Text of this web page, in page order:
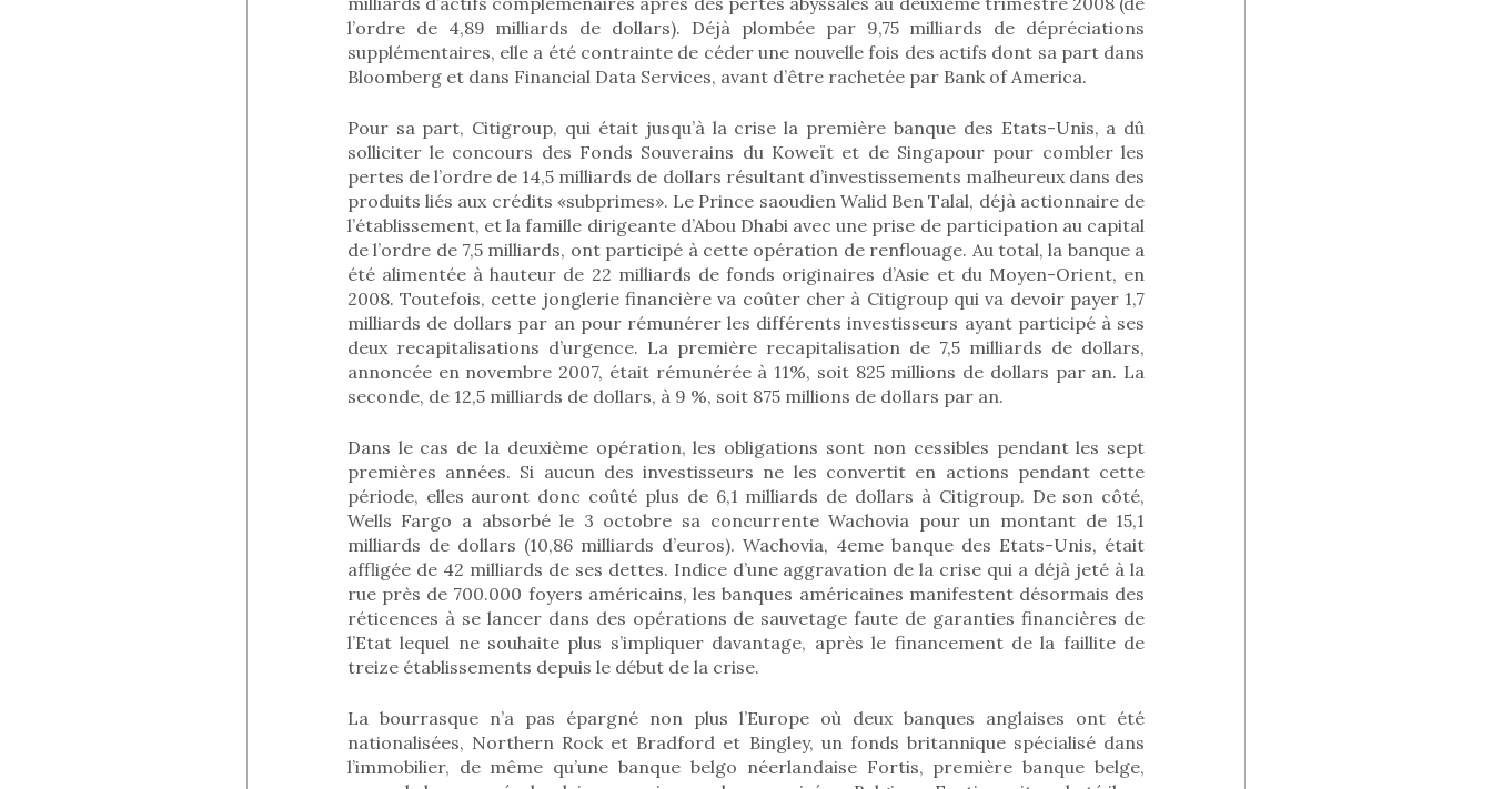
l’ordre de 4,89 milliards de dollars). Déjà plombée par 9,75 milliards de dépréciations
supplémentaires, elle a été contrainte de céder une nouvelle fois des actifs dont sa part dans
Bloomberg et dans Financial Data Services, avant d’être rachetée par Bank of America.
Pour sa part, Citigroup, qui était jusqu’à la crise la première banque des Etats-Unis, a dû
solliciter le concours des Fonds Souverains du Koweït et de Singapour pour combler les
pertes de l’ordre de 14,5 milliards de dollars résultant d’investissements malheureux dans des
produits liés aux crédits «subprimes». Le Prince saoudien Walid Ben Talal, déjà actionnaire de
l’établissement, et la famille dirigeante d’Abou Dhabi avec une prise de participation au capital
de l’ordre de 7,5 milliards, ont participé à cette opération de renflouage. Au total, la banque a
été alimentée à hauteur de 22 milliards de fonds originaires d’Asie et du Moyen-Orient, en
2008. Toutefois, cette jonglerie financière va coûter cher à Citigroup qui va devoir payer 1,7
milliards de dollars par an pour rémunérer les différents investisseurs ayant participé à ses
deux recapitalisations d’urgence. La première recapitalisation de 7,5 milliards de dollars,
annoncée en novembre 2007, était rémunérée à 11%, soit 825 millions de dollars par an. La
seconde, de 12,5 milliards de dollars, à 9 %, soit 875 millions de dollars par an.
Dans le cas de la deuxième opération, les obligations sont non cessibles pendant les sept
premières années. Si aucun des investisseurs ne les convertit en actions pendant cette
période, elles auront donc coûté plus de 6,1 milliards de dollars à Citigroup. De son côté,
Wells Fargo a absorbé le 3 octobre sa concurrente Wachovia pour un montant de 15,1
milliards de dollars (10,86 milliards d’euros). Wachovia, 4eme banque des Etats-Unis, était
affligée de 42 milliards de ses dettes. Indice d’une aggravation de la crise qui a déjà jeté à la
rue près de 700.000 foyers américains, les banques américaines manifestent désormais des
réticences à se lancer dans des opérations de sauvetage faute de garanties financières de
l’Etat lequel ne souhaite plus s’impliquer davantage, après le financement de la faillite de
treize établissements depuis le début de la crise.
La bourrasque n’a pas épargné non plus l’Europe où deux banques anglaises ont été
nationalisées, Northern Rock et Bradford et Bingley, un fonds britannique spécialisé dans
l’immobilier, de même qu’une banque belgo néerlandaise Fortis, première banque belge,